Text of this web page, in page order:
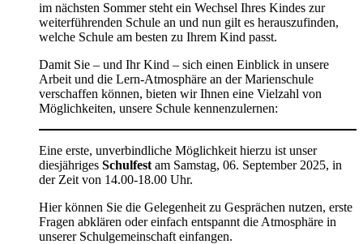
im nächsten Sommer steht ein Wechsel Ihres Kindes zur
weiterführenden Schule an und nun gilt es herauszufinden,
welche Schule am besten zu Ihrem Kind passt.
Damit Sie – und Ihr Kind – sich einen Einblick in unsere
Arbeit und die Lern-Atmosphäre an der Marienschule
verschaffen können, bieten wir Ihnen eine Vielzahl von
Möglichkeiten, unsere Schule kennenzulernen:
Eine erste, unverbindliche Möglichkeit hierzu ist unser
diesjähriges Schulfest am Samstag, 06. September 2025, in
der Zeit von 14.00-18.00 Uhr.
Hier können Sie die Gelegenheit zu Gesprächen nutzen, erste
Fragen abklären oder einfach entspannt die Atmosphäre in
unserer Schulgemeinschaft einfangen.